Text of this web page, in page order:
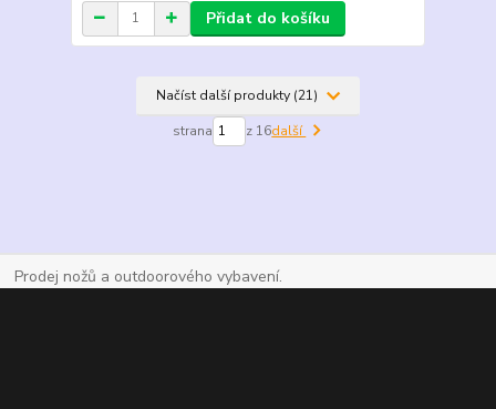
Přidat do košíku
Načíst další produkty (21)
strana z 16další
Prodej nožů a outdoorového vybavení.